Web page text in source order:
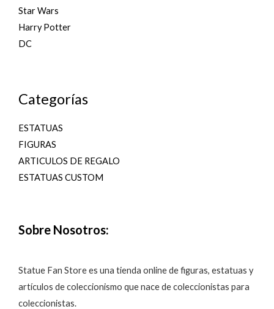
Star Wars
Harry Potter
DC
Categorías
ESTATUAS
FIGURAS
ARTICULOS DE REGALO
ESTATUAS CUSTOM
Sobre Nosotros:
Statue Fan Store es una tienda online de figuras, estatuas y
artículos de coleccionismo que nace de coleccionistas para
coleccionistas.